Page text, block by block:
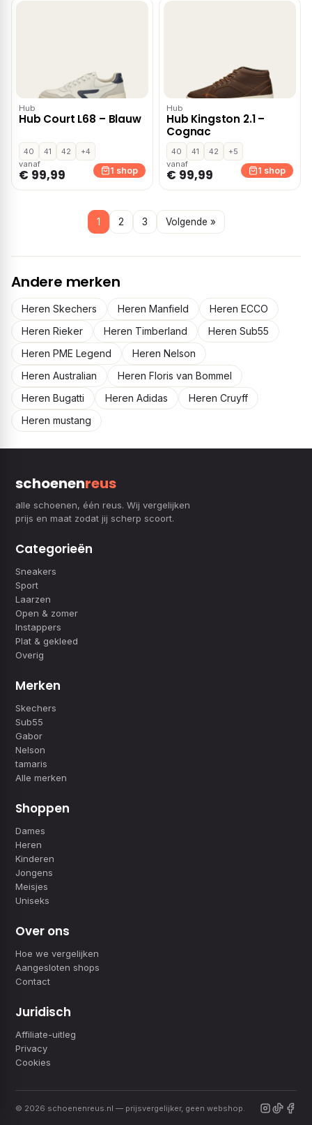
Hub
Hub Court L68 – Blauw
40 41 42
+4
vanaf
€ 99,99 1 shop
Hub
Hub Kingston 2.1 –
Cognac
40 41 42
+5
vanaf
€ 99,99 1 shop
1 2 3 Volgende »
Andere merken
Heren Skechers Heren Manfield
Heren ECCO
Heren Rieker
Heren Timberland
Heren Sub55
Heren PME Legend
Heren Nelson
Heren Australian
Heren Floris van Bommel
Heren Bugatti
Heren Adidas
Heren Cruyff
Heren mustang
schoenenreus
alle schoenen, één reus. Wij vergelijken
prijs en maat zodat jij scherp scoort.
Categorieën
Sneakers
Sport
Laarzen
Open & zomer
Instappers
Plat & gekleed
Overig
Merken
Skechers
Sub55
Gabor
Nelson
tamaris
Alle merken
Shoppen
Dames
Heren
Kinderen
Jongens
Meisjes
Uniseks
Over ons
Hoe we vergelijken
Aangesloten shops
Contact
Juridisch
Affiliate-uitleg
Privacy
Cookies
© 2026 schoenenreus.nl — prijsvergelijker, geen webshop.